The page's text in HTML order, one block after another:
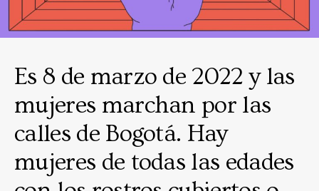
Es 8 de marzo de 2022 y las
mujeres marchan por las
calles de Bogotá. Hay
mujeres de todas las edades